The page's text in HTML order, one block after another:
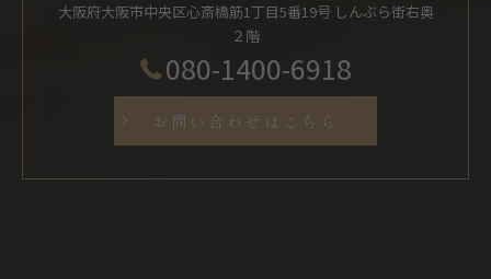
大阪府大阪市中央区心斎橋筋1丁目5番19号 しんぶら街右奥
２階
080-1400-6918
お問い合わせはこちら